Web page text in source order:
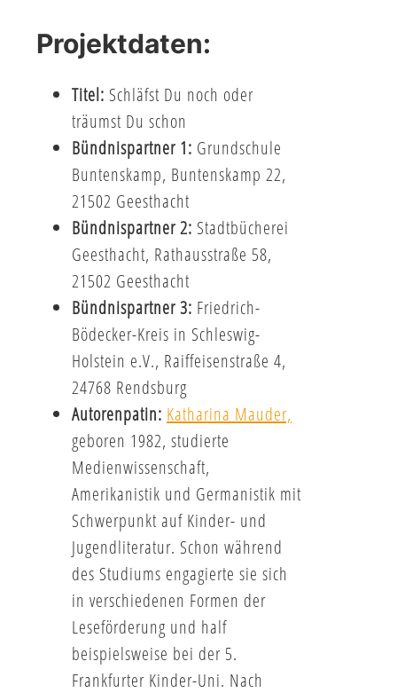
Projektdaten:
Titel: Schläfst Du noch oder
träumst Du schon
Bündnispartner 1: Grundschule
Buntenskamp, Buntenskamp 22,
21502 Geesthacht
Bündnispartner 2: Stadtbücherei
Geesthacht, Rathausstraße 58,
21502 Geesthacht
Bündnispartner 3: Friedrich-
Bödecker-Kreis in Schleswig-
Holstein e.V., Raiffeisenstraße 4,
24768 Rendsburg
Autorenpatin: Katharina Mauder,
geboren 1982, studierte
Medienwissenschaft,
Amerikanistik und Germanistik mit
Schwerpunkt auf Kinder- und
Jugendliteratur. Schon während
des Studiums engagierte sie sich
in verschiedenen Formen der
Leseförderung und half
beispielsweise bei der 5.
Frankfurter Kinder-Uni. Nach